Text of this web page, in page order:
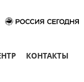
КОНТАКТЫ